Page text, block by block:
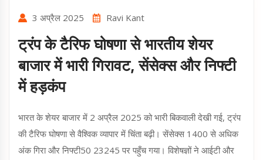
3 अप्रैल 2025 Ravi Kant
ट्रंप के टैरिफ घोषणा से भारतीय शेयर
बाजार में भारी गिरावट, सेंसेक्स और निफ्टी
में हड़कंप
भारत के शेयर बाजार में 2 अप्रैल 2025 को भारी बिकवाली देखी गई, ट्रंप
की टैरिफ घोषणा से वैश्विक व्यापार में चिंता बढ़ी। सेंसेक्स 1400 से अधिक
अंक गिरा और निफ्टी50 23245 पर पहुँच गया। विशेषज्ञों ने आईटी और